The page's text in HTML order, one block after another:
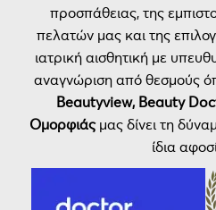
προσπάθειας, της
πελατών μας και της
ιατρική αισθητική με
αναγνώριση από θεσμούς
Beautyview, Beauty
Ομορφιάςμας δίνει τη
ίδια